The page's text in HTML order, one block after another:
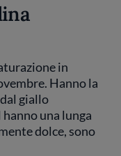
in
Hanno la
giallo
hanno una lunga
dolce, sono